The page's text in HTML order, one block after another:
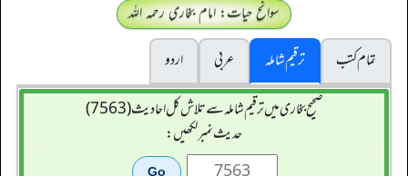
سوانح حیات: امام بخاری رحمہ اللہ
تمام کتب
ترقیم شاملہ عربی
اردو
صحیح بخاری میں ترقیم شاملہ سے تلاش کل احادیث (7563)
حدیث نمبر لکھیں: